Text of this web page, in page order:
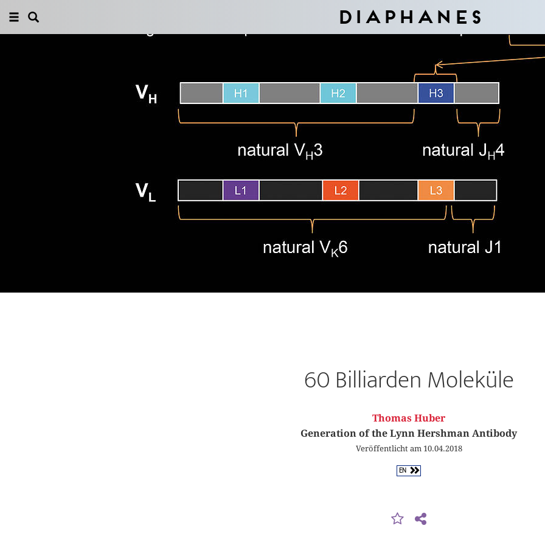
Diaphanes
60 Billiarden Moleküle
Thomas Huber
Generation of the Lynn Hershman Antibody
Veröffentlicht am 10.04.2018
EN